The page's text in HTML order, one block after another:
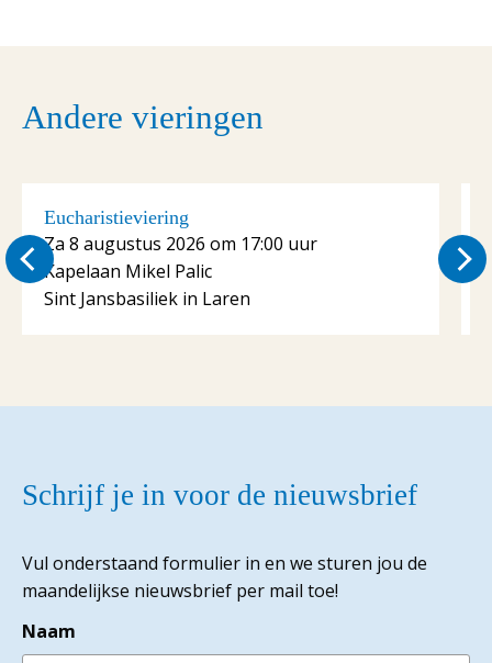
Andere vieringen
Eucharistieviering
Za 8 augustus 2026 om 17:00 uur
Kapelaan Mikel Palic
Sint Jansbasiliek in Laren
Schrijf je in voor de nieuwsbrief
Vul onderstaand formulier in en we sturen jou de
maandelijkse nieuwsbrief per mail toe!
Naam